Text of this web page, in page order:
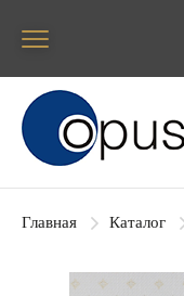
Блок поиска
Главная Каталог